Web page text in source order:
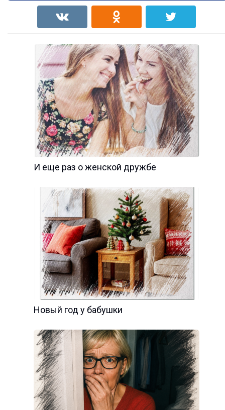
И еще раз о женской дружбе
Новый год у бабушки